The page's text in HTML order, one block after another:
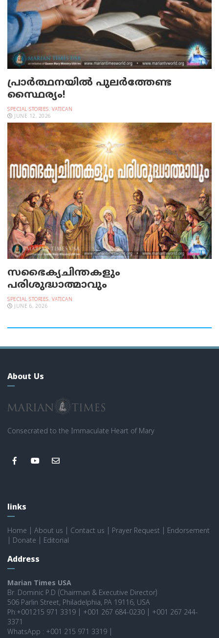
പ്രാര്‍ത്ഥനയില്‍ പുലര്‍ത്തേണ്ട
സ്ഥൈര്യം!
SPECIAL STORIES, VATICAN
JUNE 12, 2026
സഭൈക്യചിന്തകളും
പരിശുദ്ധാത്മാവും
SPECIAL STORIES, VATICAN
JUNE 6, 2026
About Us
Consecrated to the Immaculate Heart of Mary
links
Home About us Contact us Prayer Request
Endorsement
Donate Editorial
Address
Marian Times USA
Br. Dominic P.D (Chairman & Executive Director)
506 Parlin Street, Philadelphia, PA 19116, USA
Ph:+001215 971 3319 | +001 267 684-0230 | +001 267 244-
3371
WhatsApp : +001 215 971 3319 |